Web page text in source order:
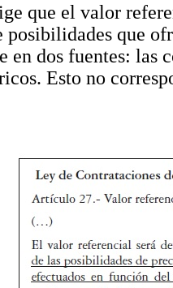
que el valor
posibilidades que
en dos fuentes: las
Esto no